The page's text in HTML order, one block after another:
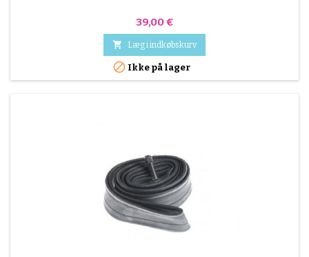
Pris
39,00 €
 Læg i indkøbskurv
 Ikke på lager